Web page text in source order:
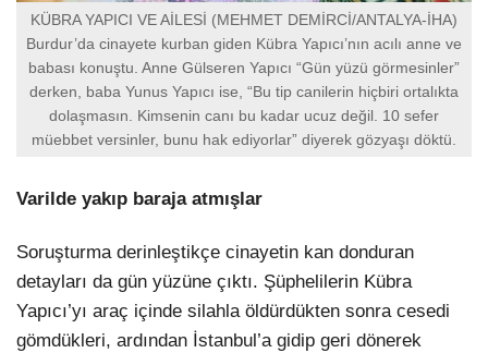
KÜBRA YAPICI VE AİLESİ (MEHMET DEMİRCİ/ANTALYA-İHA)
Burdur’da cinayete kurban giden Kübra Yapıcı’nın acılı anne ve
babası konuştu. Anne Gülseren Yapıcı “Gün yüzü görmesinler”
derken, baba Yunus Yapıcı ise, “Bu tip canilerin hiçbiri ortalıkta
dolaşmasın. Kimsenin canı bu kadar ucuz değil. 10 sefer
müebbet versinler, bunu hak ediyorlar” diyerek gözyaşı döktü.
Varilde yakıp baraja atmışlar
Soruşturma derinleştikçe cinayetin kan donduran
detayları da gün yüzüne çıktı. Şüphelilerin Kübra
Yapıcı’yı araç içinde silahla öldürdükten sonra cesedi
gömdükleri, ardından İstanbul’a gidip geri dönerek